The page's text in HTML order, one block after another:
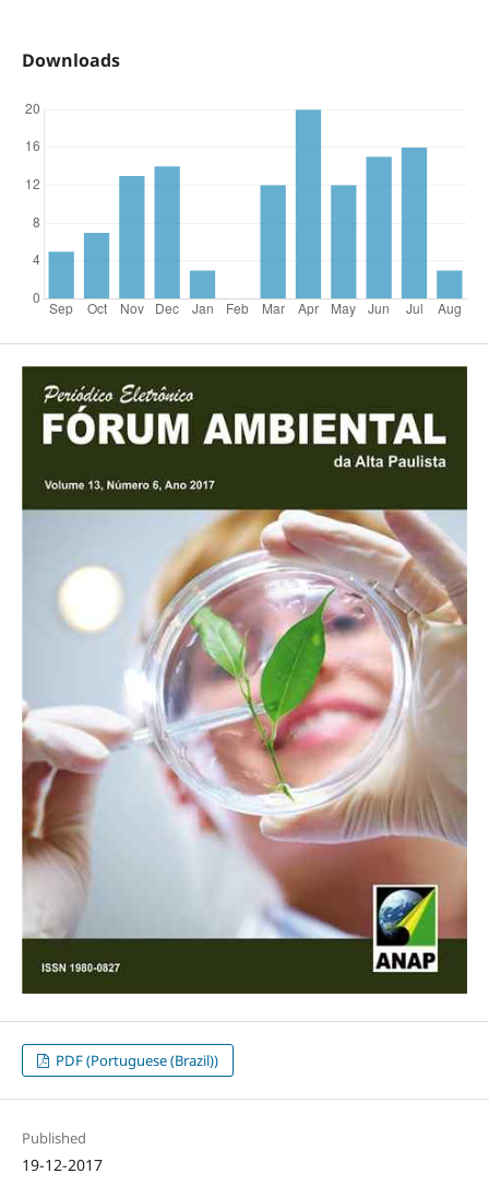
Downloads
PDF (Portuguese (Brazil))
Published
19-12-2017